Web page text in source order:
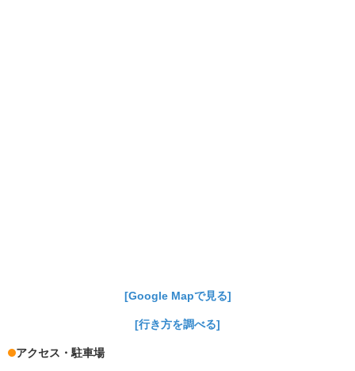
[Google Mapで見る]
[行き方を調べる]
アクセス・駐車場